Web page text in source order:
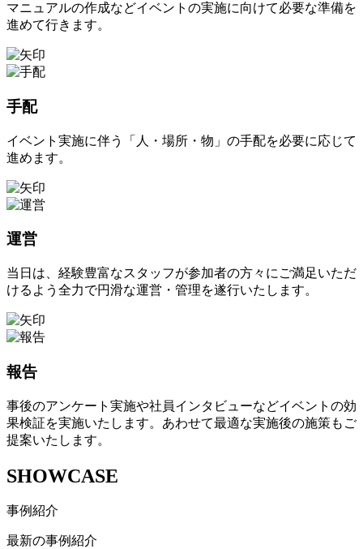
マニュアルの作成などイベントの実施に向けて必要な準備を
進めて行きます。
手配
イベント実施に伴う「人・場所・物」の手配を必要に応じて
進めます。
運営
当日は、経験豊富なスタッフが参加者の方々にご満足いただ
けるよう全力で円滑な運営・管理を遂行いたします。
報告
事後のアンケート実施や社員インタビューなどイベントの効
果検証を実施いたします。あわせて最適な実施後の施策もご
提案いたします。
SHOWCASE
事例紹介
最新の事例紹介